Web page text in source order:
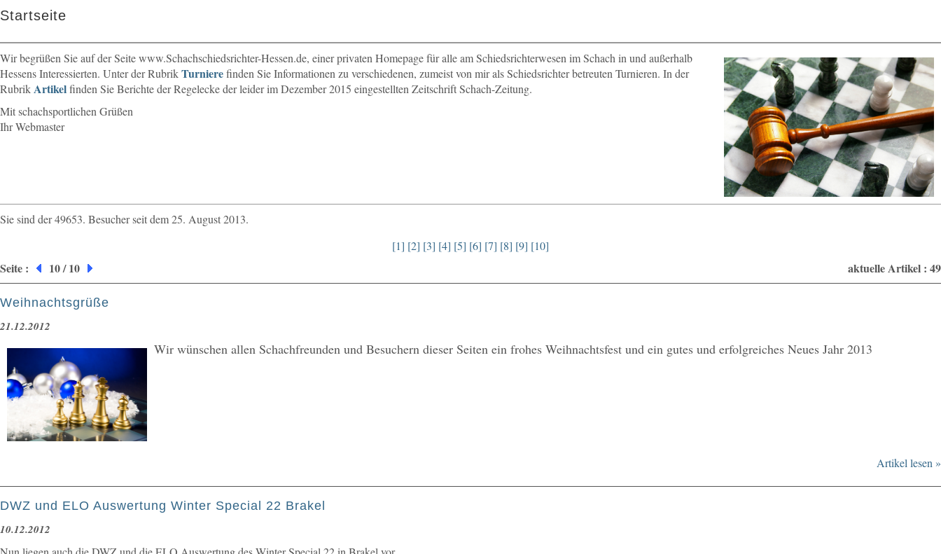
Startseite
Wir begrüßen Sie auf der Seite www.Schachschiedsrichter-Hessen.de, einer privaten Homepage für alle am Schiedsrichterwesen im Schach in und außerhalb
Hessens Interessierten. Unter der RubrikTurnierefinden Sie Informationen zu verschiedenen, zumeist von mir als Schiedsrichter betreuten Turnieren. In der
RubrikArtikelfinden Sie Berichte der Regelecke der leider im Dezember 2015 eingestellten Zeitschrift Schach-Zeitung.
Mit schachsportlichen Grüßen
Ihr Webmaster
Sie sind der 49653. Besucher seit dem 25. August 2013.
[1] [2] [3] [4] [5] [6] [7] [8] [9] [10]
aktuelle Artikel : 49
Seite : 10 / 10
Weihnachtsgrüße
21.12.2012
Wir wünschen allen Schachfreunden und Besuchern dieser Seiten ein frohes Weihnachtsfest und ein gutes und erfolgreiches Neues Jahr 2013
Artikel lesen »
DWZ und ELO Auswertung Winter Special 22 Brakel
10.12.2012